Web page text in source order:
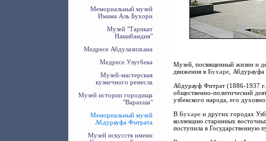
Мемориальный музей
Имама Аль Бухори
Музей "Тарикат
Накшбандия"
Медресе Абдулазизхана
Медресе Улугбека
Музей-мастерская
кузнечного ремесла
Музей истории городища
"Варахша"
Мемориальный музей
Абдурауфа Фитрата
Музей искусств имени
Музей, посвященный жизни и
движения в Бухаре ,
Абдурауф Фитрат (1886-1937
общественно-политический
узбекского народа, его
В Бухаре и других городах
коллекцию старинных
поступила в Государственную